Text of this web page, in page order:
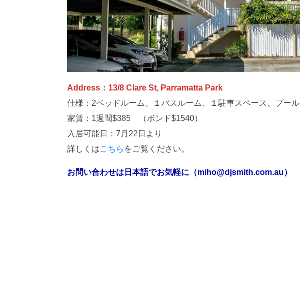
Address：13/8 Clare St, Parramatta Park
仕様：2ベッドルーム、１バスルーム、１駐車スペース、プール
家賃：1週間$385 （ボンド$1540）
入居可能日：7月22日より
詳しくはこちら をご覧ください。
お問い合わせは日本語でお気軽に（miho@djsmith.com.au）